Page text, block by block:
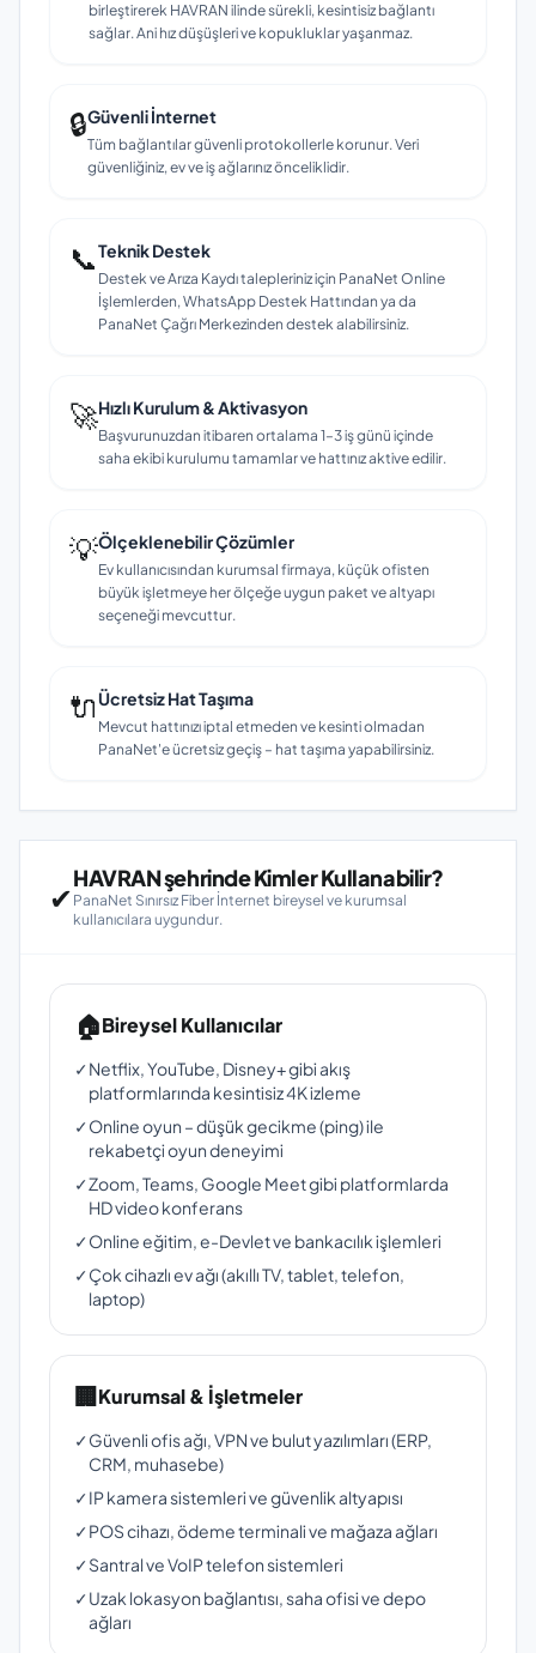
birleştirerek HAVRAN ilinde sürekli, kesintisiz bağlantı
sağlar. Ani hız düşüşleri ve kopukluklar yaşanmaz.
🔒Güvenli İnternet
Tüm bağlantılar güvenli protokollerle korunur. Veri
güvenliğiniz, ev ve iş ağlarınız önceliklidir.
📞Teknik Destek
Destek ve Arıza Kaydı talepleriniz için PanaNet Online
İşlemlerden, WhatsApp Destek Hattından ya da
PanaNet Çağrı Merkezinden destek alabilirsiniz.
🚀Hızlı Kurulum & Aktivasyon
Başvurunuzdan itibaren ortalama 1–3 iş günü içinde
saha ekibi kurulumu tamamlar ve hattınız aktive edilir.
💡Ölçeklenebilir Çözümler
Ev kullanıcısından kurumsal firmaya, küçük ofisten
büyük işletmeye her ölçeğe uygun paket ve altyapı
seçeneği mevcuttur.
🔌Ücretsiz Hat Taşıma
Mevcut hattınızı iptal etmeden ve kesinti olmadan
PanaNet'e ücretsiz geçiş – hat taşıma yapabilirsiniz.
✔
HAVRAN şehrinde Kimler Kullanabilir?
PanaNet Sınırsız Fiber İnternet bireysel ve kurumsal
kullanıcılara uygundur.
🏠Bireysel Kullanıcılar
✓Netflix, YouTube, Disney+ gibi akış
platformlarında kesintisiz 4K izleme
✓Online oyun – düşük gecikme (ping) ile
rekabetçi oyun deneyimi
✓Zoom, Teams, Google Meet gibi platformlarda
HD video konferans
✓Online eğitim, e-Devlet ve bankacılık işlemleri
✓Çok cihazlı ev ağı (akıllı TV, tablet, telefon,
laptop)
🏢Kurumsal & İşletmeler
✓Güvenli ofis ağı, VPN ve bulut yazılımları (ERP,
CRM, muhasebe)
✓IP kamera sistemleri ve güvenlik altyapısı
✓POS cihazı, ödeme terminali ve mağaza ağları
✓Santral ve VoIP telefon sistemleri
✓Uzak lokasyon bağlantısı, saha ofisi ve depo
ağları